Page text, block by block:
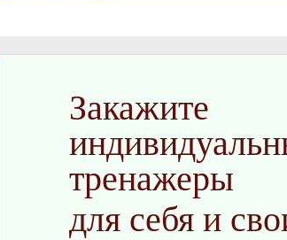
Закажите
тренажеры
для себя и